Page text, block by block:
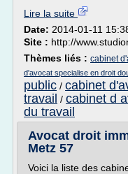
Lire la suite
Date: 2014-01-11
Site : http://
Thèmes liés : cabinet
d'avocat specialise en droit
public / cabinet
travail / cabinet d
du travail
Avocat droit
Metz 57
Voici la liste des